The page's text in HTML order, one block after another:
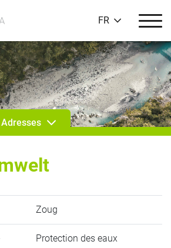
FR
Adresses
Zoug
Protection des eaux